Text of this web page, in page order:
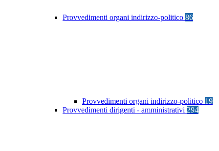
Provvedimenti organi indirizzo-politico 86
Provvedimenti organi indirizzo-politico 19
Provvedimenti dirigenti - amministrativi 294